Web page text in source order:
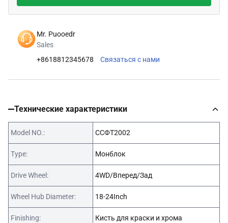
Mr. Puooedr
Sales
+8618812345678
Связаться с нами
Технические характеристики
Model NO.: ССФТ2002
Type: Монблок
Drive Wheel: 4WD/Вперед/Зад
Wheel Hub Diameter: 18-24Inch
Finishing: Кисть для краски и хрома